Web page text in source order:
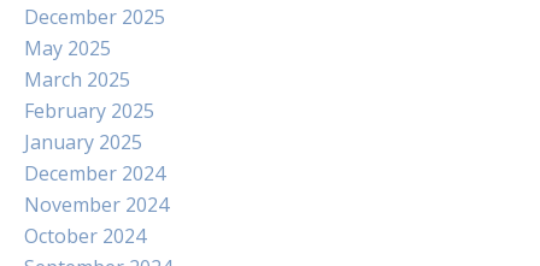
December 2025
May 2025
March 2025
February 2025
January 2025
December 2024
November 2024
October 2024